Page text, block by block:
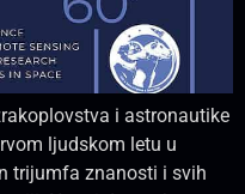
i astronautike
ljudskom letu u
trijumfa znanosti i svih